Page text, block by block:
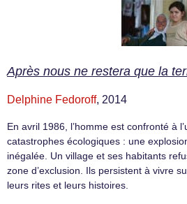
Après nous ne restera que la
Delphine Fedoroff, 2014
En avril 1986, l’homme est confronté à
catastrophes écologiques : une
inégalée. Un village et ses habitants
zone d’exclusion. Ils persistent à vivre
leurs rites et leurs histoires.